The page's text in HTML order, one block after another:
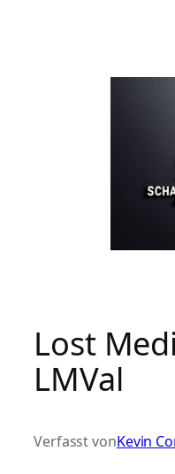
Lost
LMVal
Verfasst vonKevin